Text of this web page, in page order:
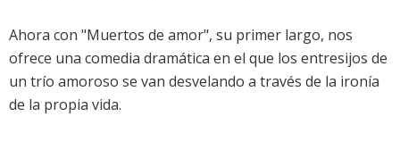
Ahora con "Muertos de amor", su primer largo, nos
ofrece una comedia dramática en el que los entresijos de
un trío amoroso se van desvelando a través de la ironía
de la propia vida.